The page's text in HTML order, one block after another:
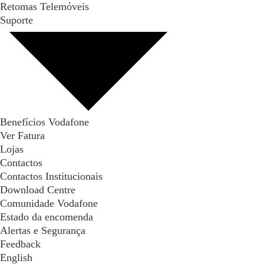
Retomas Telemóveis
Suporte
Benefícios Vodafone
Ver Fatura
Lojas
Contactos
Contactos Institucionais
Download Centre
Comunidade Vodafone
Estado da encomenda
Alertas e Segurança
Feedback
English